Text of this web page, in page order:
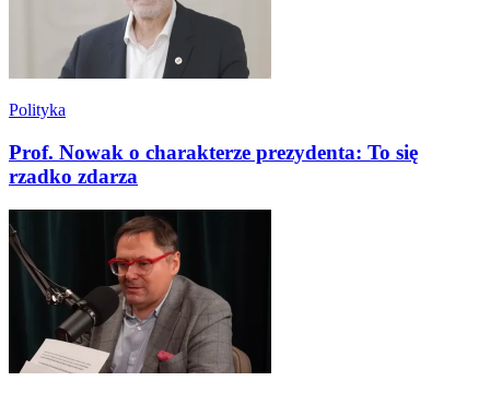
Polityka
Prof. Nowak o charakterze prezydenta: To się
rzadko zdarza